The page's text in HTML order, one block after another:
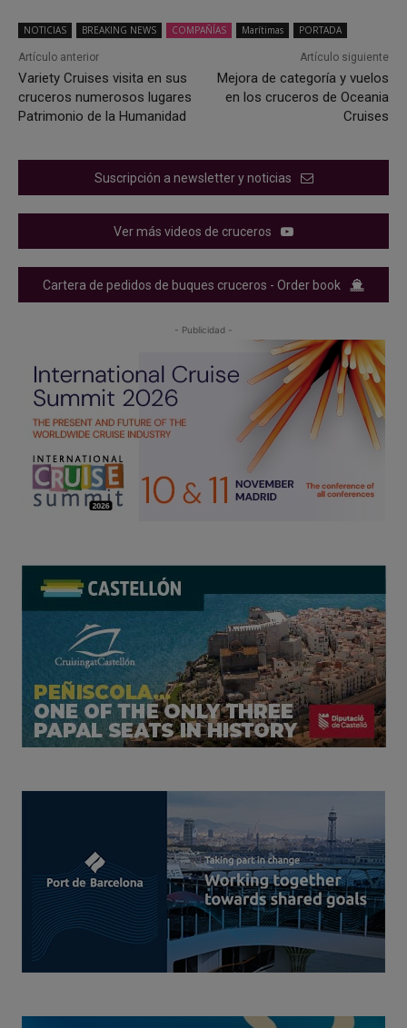
NOTICIAS BREAKING NEWS COMPAÑÍAS Marítimas PORTADA
Artículo anterior
Variety Cruises visita en sus
cruceros numerosos lugares
Patrimonio de la Humanidad
Artículo siguiente
Mejora de categoría y vuelos
en los cruceros de Oceania
Cruises
Suscripción a newsletter y noticias
Ver más videos de cruceros
Cartera de pedidos de buques cruceros - Order book
- Publicidad -